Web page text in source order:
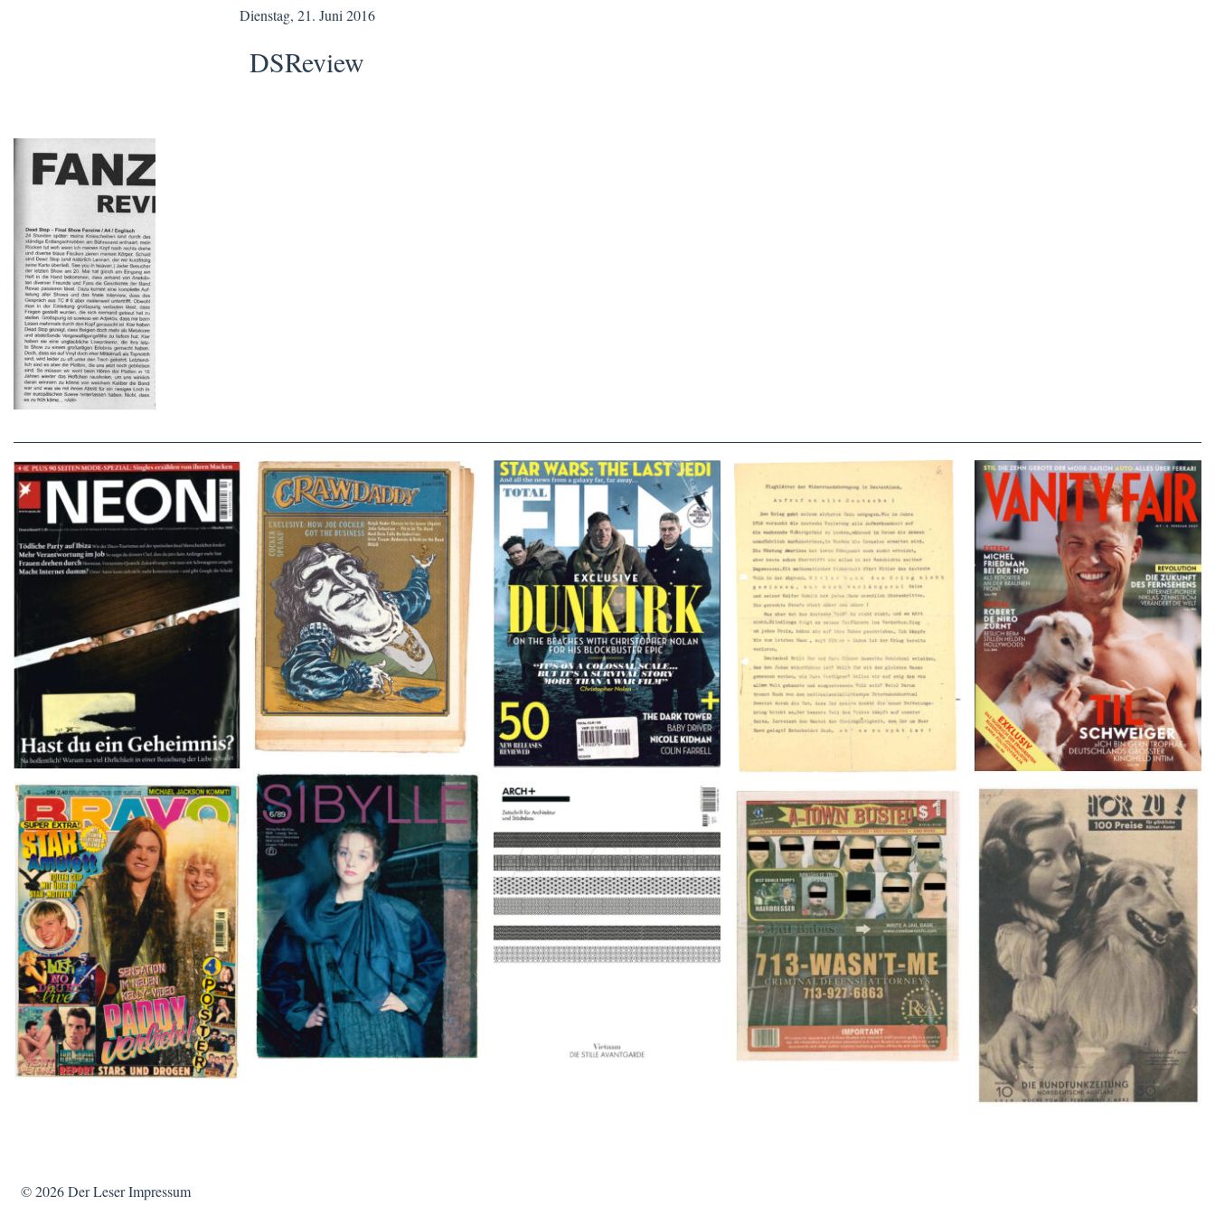
Dienstag, 21. Juni 2016
DSReview
NEON – OKTOBER 2008 Crawdaddy – June/11/72
TOTAL FILM #260 – SUMMER
2017
Flugblätter der Weissen Rose – V,
Januar 1943
VANITY FAIR – Nr. 7 – 8.
Februar 2007
SIBYLLE 6/89 ARCH+ Nr. 226, Herbst 2016
BRAVO – Nr. 8, 13. Febr. 1997
HÖR ZU! – 1949, NUMMER 10,
Woche vom 27. Februar bis 05.
März
A-TOWN BUSTED – 8/15/16–
9/1/16
© 2026Der Leser Impressum